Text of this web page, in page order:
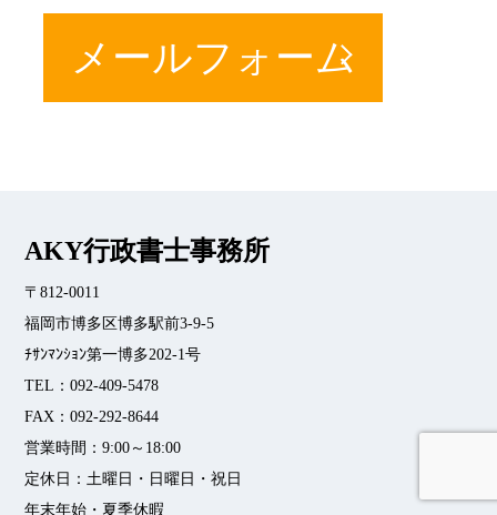
メールフォーム
AKY行政書士事務所
〒812-0011
福岡市博多区博多駅前3-9-5
ﾁｻﾝﾏﾝｼｮﾝ第一博多202-1号
TEL：092-409-5478
FAX：092-292-8644
営業時間：9:00～18:00
定休日：土曜日・日曜日・祝日
年末年始・夏季休暇